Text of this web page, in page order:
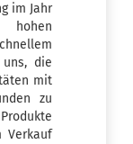
im Jahr
die
mit
zu
Verkauf